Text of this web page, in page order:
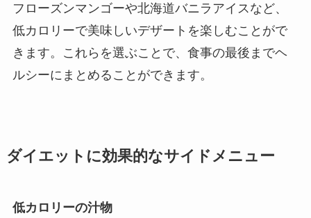
フローズンマンゴーや北海道バニラアイスなど、
低カロリーで美味しいデザートを楽しむことがで
きます。これらを選ぶことで、食事の最後までヘ
ルシーにまとめることができます。
ダイエットに効果的なサイドメニュー
低カロリーの汁物